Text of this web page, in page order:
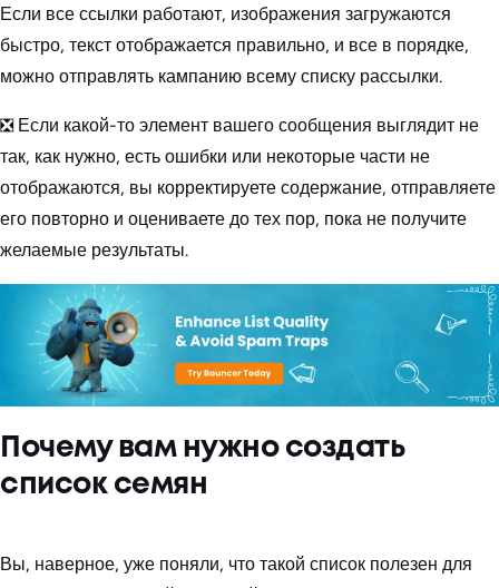
Если все ссылки работают, изображения загружаются
быстро, текст отображается правильно, и все в порядке,
можно отправлять кампанию всему списку рассылки.
❎ Если какой-то элемент вашего сообщения выглядит не
так, как нужно, есть ошибки или некоторые части не
отображаются, вы корректируете содержание, отправляете
его повторно и оцениваете до тех пор, пока не получите
желаемые результаты.
Почему вам нужно создать
список семян
Вы, наверное, уже поняли, что такой список полезен для